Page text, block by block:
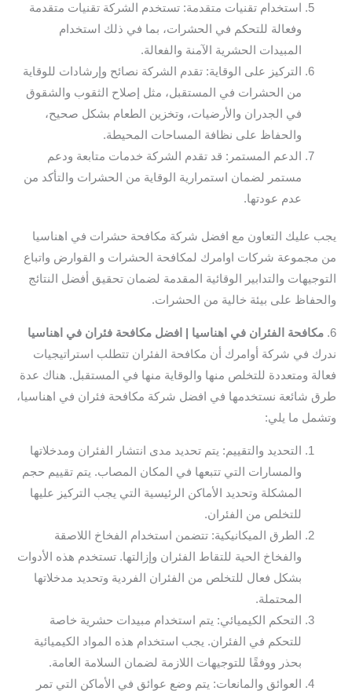
استخدام تقنيات متقدمة: تستخدم الشركة تقنيات متقدمة
وفعالة للتحكم في الحشرات، بما في ذلك استخدام
المبيدات الحشرية الآمنة والفعالة.
التركيز على الوقاية: تقدم الشركة نصائح وإرشادات للوقاية
من الحشرات في المستقبل، مثل إصلاح الثقوب والشقوق
في الجدران والأرضيات، وتخزين الطعام بشكل صحيح،
والحفاظ على نظافة المساحات المحيطة.
الدعم المستمر: قد تقدم الشركة خدمات متابعة ودعم
مستمر لضمان استمرارية الوقاية من الحشرات والتأكد من
عدم عودتها.
يجب عليك التعاون مع افضل شركة مكافحة حشرات في اهناسيا
من مجموعة شركات اوامرك لمكافحة الحشرات و القوارض واتباع
التوجيهات والتدابير الوقائية المقدمة لضمان تحقيق أفضل النتائج
والحفاظ على بيئة خالية من الحشرات.
6. مكافحة الفئران في اهناسيا | افضل مكافحة فئران في اهناسيا
ندرك في شركة أوامرك أن مكافحة الفئران تتطلب استراتيجيات
فعالة ومتعددة للتخلص منها والوقاية منها في المستقبل. هناك عدة
طرق شائعة نستخدمها في افضل شركة مكافحة فئران في اهناسيا،
وتشمل ما يلي:
التحديد والتقييم: يتم تحديد مدى انتشار الفئران ومدخلاتها
والمسارات التي تتبعها في المكان المصاب. يتم تقييم حجم
المشكلة وتحديد الأماكن الرئيسية التي يجب التركيز عليها
للتخلص من الفئران.
الطرق الميكانيكية: تتضمن استخدام الفخاخ اللاصقة
والفخاخ الحية للتقاط الفئران وإزالتها. تستخدم هذه الأدوات
بشكل فعال للتخلص من الفئران الفردية وتحديد مدخلاتها
المحتملة.
التحكم الكيميائي: يتم استخدام مبيدات حشرية خاصة
للتحكم في الفئران. يجب استخدام هذه المواد الكيميائية
بحذر ووفقًا للتوجيهات اللازمة لضمان السلامة العامة.
العوائق والمانعات: يتم وضع عوائق في الأماكن التي تمر